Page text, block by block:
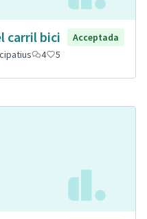
carril bici
Acceptada
4 5